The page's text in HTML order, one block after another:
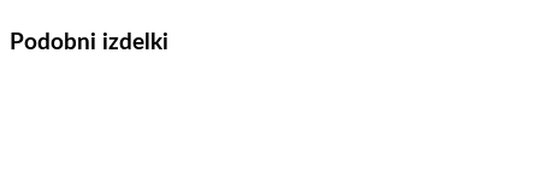
Podobni izdelki